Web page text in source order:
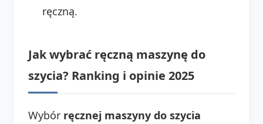
ręczną.
Jak wybrać ręczną maszynę do
szycia? Ranking i opinie 2025
Wybór ręcznej maszyny do szycia